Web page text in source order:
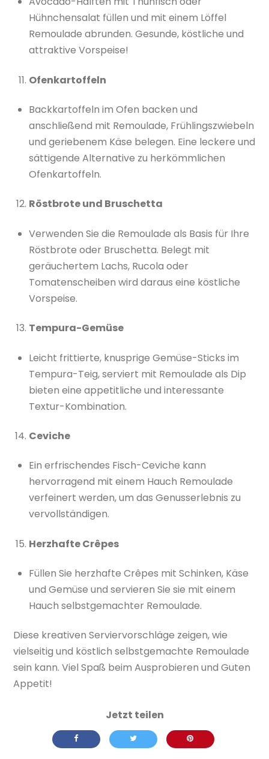
Hühnchensalat füllen und mit einem Löffel
Remoulade abrunden. Gesunde, köstliche und
attraktive Vorspeise!
Ofenkartoffeln
Backkartoffeln im Ofen backen und
anschließend mit Remoulade, Frühlingszwiebeln
und geriebenem Käse belegen. Eine leckere und
sättigende Alternative zu herkömmlichen
Ofenkartoffeln.
Röstbrote und Bruschetta
Verwenden Sie die Remoulade als Basis für Ihre
Röstbrote oder Bruschetta. Belegt mit
geräuchertem Lachs, Rucola oder
Tomatenscheiben wird daraus eine köstliche
Vorspeise.
Tempura-Gemüse
Leicht frittierte, knusprige Gemüse-Sticks im
Tempura-Teig, serviert mit Remoulade als Dip
bieten eine appetitliche und interessante
Textur-Kombination.
Ceviche
Ein erfrischendes Fisch-Ceviche kann
hervorragend mit einem Hauch Remoulade
verfeinert werden, um das Genusserlebnis zu
vervollständigen.
Herzhafte Crêpes
Füllen Sie herzhafte Crêpes mit Schinken, Käse
und Gemüse und servieren Sie sie mit einem
Hauch selbstgemachter Remoulade.
Diese kreativen Serviervorschläge zeigen, wie
vielseitig und köstlich selbstgemachte Remoulade
sein kann. Viel Spaß beim Ausprobieren und Guten
Appetit!